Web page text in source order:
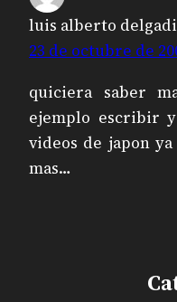
luis alberto
23 de octubre de
quiciera saber
ejemplo escribir
videos de japon
mas…